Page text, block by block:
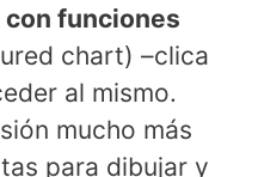
funciones
chart) –clica
al mismo.
mucho más
para dibujar y